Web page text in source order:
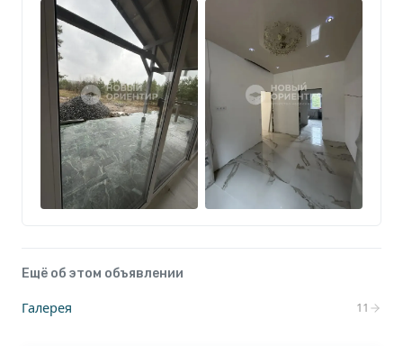
Ещё об этом объявлении
Галерея 11